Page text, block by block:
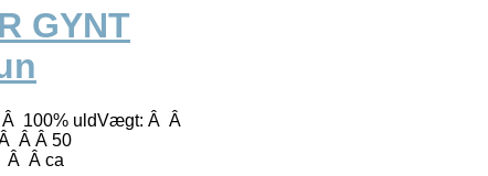
GYNT
100% uldVægt: Â Â
Â Â 50
Â Â ca